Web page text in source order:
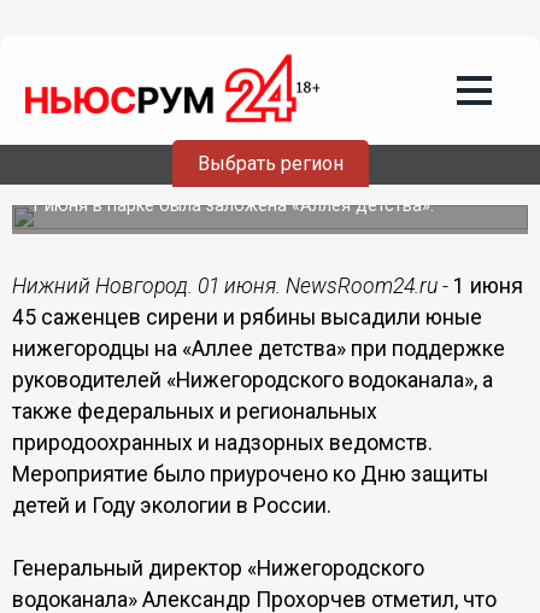
Выбрать регион
45 саженцев сирени и рябины высадил
Нижегородский водоканал в Парке
1 июня в парке была заложена «Аллея детства».
Нижний Новгород. 01 июня. NewsRoom24.ru - 1 июня
45 саженцев сирени и рябины высадили юные
нижегородцы на «Аллее детства» при поддержке
руководителей «Нижегородского водоканала», а
также федеральных и региональных
природоохранных и надзорных ведомств.
Мероприятие было приурочено ко Дню защиты
детей и Году экологии в России.
Генеральный директор «Нижегородского
водоканала» Александр Прохорчев отметил, что